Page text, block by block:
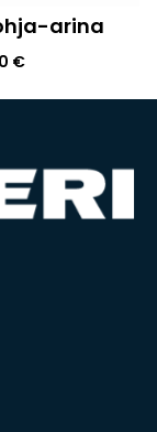
arina
€